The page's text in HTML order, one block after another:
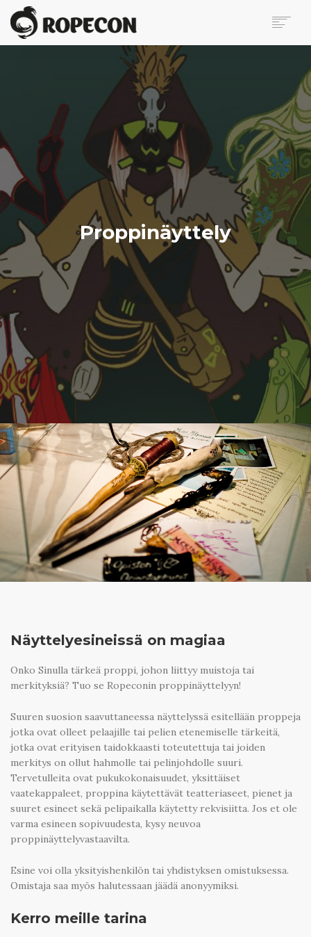
KÄVIJÄLLE
VAPAAEHTOISILLE
MYYJILLE
MEDIALLE
BLOGI
OTA YHTEYTTÄ
SEARCH
EN
Proppinäyttely
Näyttelyesineissä on magiaa
Onko Sinulla tärkeä proppi, johon liittyy muistoja tai
merkityksiä? Tuo se Ropeconin proppinäyttelyyn!
Suuren suosion saavuttaneessa näyttelyssä esitellään proppeja
jotka ovat olleet pelaajille tai pelien etenemiselle tärkeitä,
jotka ovat erityisen taidokkaasti toteutettuja tai joiden
merkitys on ollut hahmolle tai pelinjohdolle suuri.
Tervetulleita ovat pukukokonaisuudet, yksittäiset
vaatekappaleet, proppina käytettävät teatteriaseet, pienet ja
suuret esineet sekä pelipaikalla käytetty rekvisiitta. Jos et ole
varma esineen sopivuudesta, kysy neuvoa
proppinäyttelyvastaavilta.
Esine voi olla yksityishenkilön tai yhdistyksen omistuksessa.
Omistaja saa myös halutessaan jäädä anonyymiksi.
Kerro meille tarina